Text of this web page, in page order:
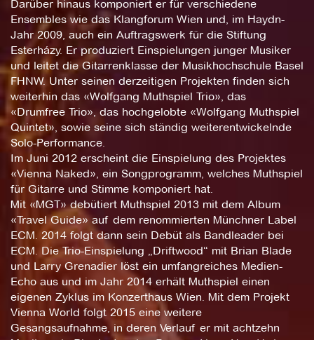
Darüber hinaus komponiert er für verschiedene
Ensembles wie das Klangforum Wien und, im Haydn-
Jahr 2009, auch ein Auftragswerk für die Stiftung
Esterházy. Er produziert Einspielungen junger Musiker
und leitet die Gitarrenklasse der Musikhochschule Basel
FHNW. Unter seinen derzeitigen Projekten finden sich
weiterhin das «Wolfgang Muthspiel Trio», das
«Drumfree Trio», das hochgelobte «Wolfgang Muthspiel
Quintet», sowie seine sich ständig weiterentwickelnde
Solo-Performance.
Im Juni 2012 erscheint die Einspielung des Projektes
«Vienna Naked», ein Songprogramm, welches Muthspiel
für Gitarre und Stimme komponiert hat.
Mit «MGT» debütiert Muthspiel 2013 mit dem Album
«Travel Guide» auf dem renommierten Münchner Label
ECM. 2014 folgt dann sein Debüt als Bandleader bei
ECM. Die Trio-Einspielung „Driftwood“ mit Brian Blade
und Larry Grenadier löst ein umfangreiches Medien-
Echo aus und im Jahr 2014 erhält Muthspiel einen
eigenen Zyklus im Konzerthaus Wien. Mit dem Projekt
Vienna World folgt 2015 eine weitere
Gesangsaufnahme, in deren Verlauf er mit achtzehn